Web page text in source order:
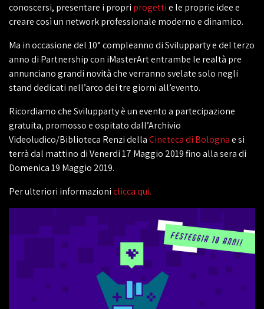
conoscersi, presentare i propri progettie le proprie idee e
creare così un network professionale moderno e dinamico.
Ma in occasione del 10° compleanno di Svilupparty e del terzo
anno di Partnership con iMasterArt entrambe le realtà pre
annunciano grandi novità che verranno svelate solo negli
stand dedicati nell’arco dei tre giorni all’evento.
Ricordiamo che Svilupparty è un evento a partecipazione
gratuita, promosso e ospitato dall’Archivio
Videoludico/Biblioteca Renzi dellaCineteca di Bolognae si
terrà dal mattino di Venerdi 17 Maggio 2019 fino alla sera di
Domenica 19 Maggio 2019.
Per ulteriori informazioniclicca qui.